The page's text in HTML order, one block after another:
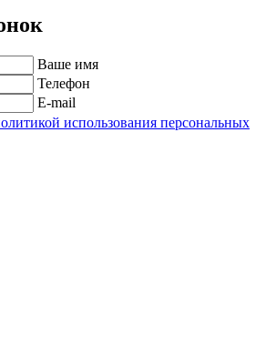
Ваше имя
Телефон
E-mail
использования персональных